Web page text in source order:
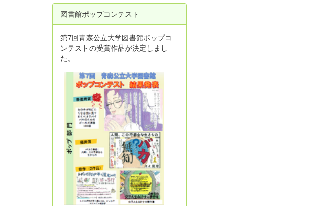
図書館ポップコンテスト
第7回青森公立大学図書館ポップコ
ンテストの受賞作品が決定しまし
た。